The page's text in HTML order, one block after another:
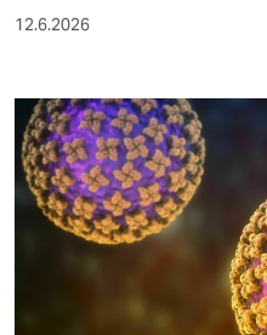
12.6.2026